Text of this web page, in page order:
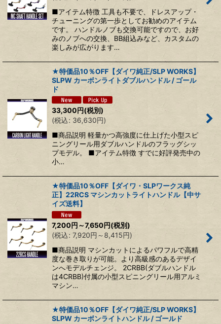
■アイテム特徴 工具も不要で、ドレスアップ・
チューニングの第一歩としてお勧めのアイテム
です。 ハンドルノブも交換可能ですので、お好
みのノブへの交換、BB組込みなど、カスタムの
楽しみが広がります…
★特価品10％OFF【ダイワ純正/SLP WORKS】
SLPW カーボンライトダブルハンドル / ゴール
ド
33,300円(税別)
(税込: 36,630円)
■商品説明 軽量かつ高強度に仕上げた小型スピ
ニングリール用ダブルハンドルのフラッグシッ
プモデル。 ■アイテム特徴 すでに好評発売中の
小…
★特価品10％OFF【ダイワ・SLPワークス純
正】22RCS マシンカットライトハンドル【中サ
イズ送料】
7,200円 ～7,650円(税別)
(税込: 7,920円 ～8,415円)
■商品説明 マシンカットによるパワフルで高精
度な巻き取りが可能。より高級感のあるデザイ
ンへモデルチェンジ。 2CRBB(ダブルハンドル
は4CRBB)付属の小型スピニングリール用アルミ
マシン…
★特価品10％OFF【ダイワ純正/SLP WORKS】
SLPW カーボンライトハンドル / ゴールド